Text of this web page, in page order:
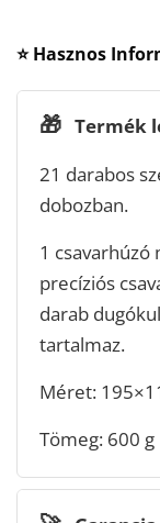
⭐ Hasznos
🎁 Termék
21 darabos
dobozban.
1 csavarhúzó
precíziós
darab
tartalmaz.
Méret:
Tömeg: 600 g